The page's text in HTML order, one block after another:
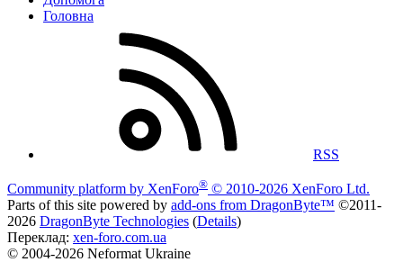
Головна
RSS
Community platform by XenForo® © 2010-2026 XenForo Ltd.
Parts of this site powered by add-ons from DragonByte™ ©2011-
2026 DragonByte Technologies (Details)
Переклад: xen-foro.com.ua
© 2004-2026 Neformat Ukraine